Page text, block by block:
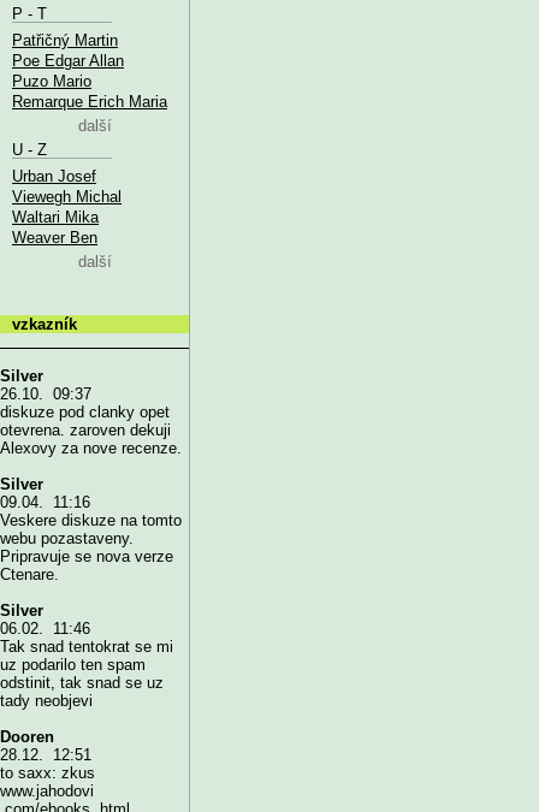
P - T
Patřičný Martin
Poe Edgar Allan
Puzo Mario
Remarque Erich Maria
další
U - Z
Urban Josef
Viewegh Michal
Waltari Mika
Weaver Ben
další
vzkazník
Silver
26.10. 09:37
diskuze pod clanky opet
otevrena. zaroven dekuji
Alexovy za nove recenze.
Silver
09.04. 11:16
Veskere diskuze na tomto
webu pozastaveny.
Pripravuje se nova verze
Ctenare.
Silver
06.02. 11:46
Tak snad tentokrat se mi
uz podarilo ten spam
odstinit, tak snad se uz
tady neobjevi
Dooren
28.12. 12:51
to saxx: zkus
www.jahodovi